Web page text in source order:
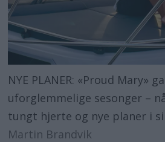
Logg inn
NYE PLANER: «Proud Mary»
uforglemmelige sesonger –
tungt hjerte og nye planer i
Martin Brandvik